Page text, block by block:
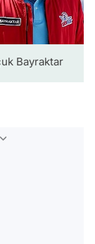
Bayraktar